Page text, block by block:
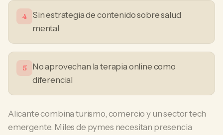
4
Sin estrategia de contenido sobre salud
mental
5
No aprovechan la terapia online como
diferencial
Alicante combina turismo, comercio y un sector tech
emergente. Miles de pymes necesitan presencia